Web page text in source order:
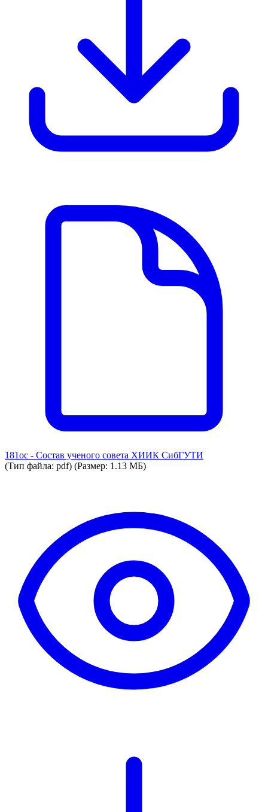
181ос - Состав ученого совета ХИИК СибГУТИ
(Тип файла: pdf) (Размер: 1.13 МБ)